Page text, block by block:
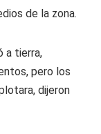
de la zona.
a tierra,
pero los
dijeron